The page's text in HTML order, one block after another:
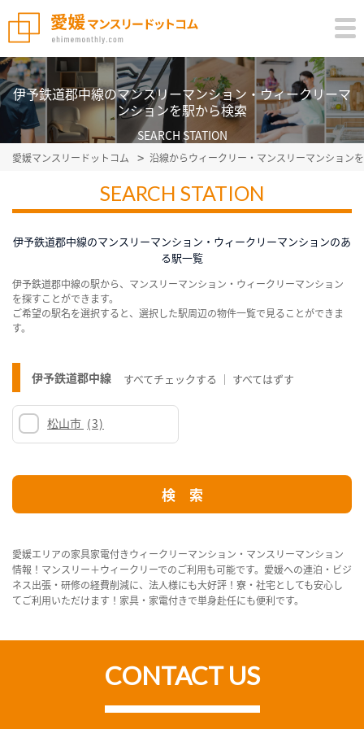
伊予鉄道郡中線のマンスリーマンション・ウィークリーマ
ンションを駅から検索
SEARCH STATION
愛媛マンスリードットコム 沿線からウィークリー・マンスリーマンション
SEARCH STATION
伊予鉄道郡中線のマンスリーマンション・ウィークリーマンションのあ
る駅一覧
伊予鉄道郡中線の駅から、マンスリーマンション・ウィークリーマンション
を探すことができます。
ご希望の駅名を選択すると、選択した駅周辺の物件一覧で見ることができま
す。
伊予鉄道郡中線 すべてチェックする すべてはずす
松山市 (3)
愛媛エリアの家具家電付きウィークリーマンション・マンスリーマンション
情報！マンスリー＋ウィークリーでのご利用も可能です。愛媛への連泊・ビジ
ネス出張・研修の経費削減に、法人様にも大好評！寮・社宅としても安心し
てご利用いただけます！家具・家電付きで単身赴任にも便利です。
CONTACT US